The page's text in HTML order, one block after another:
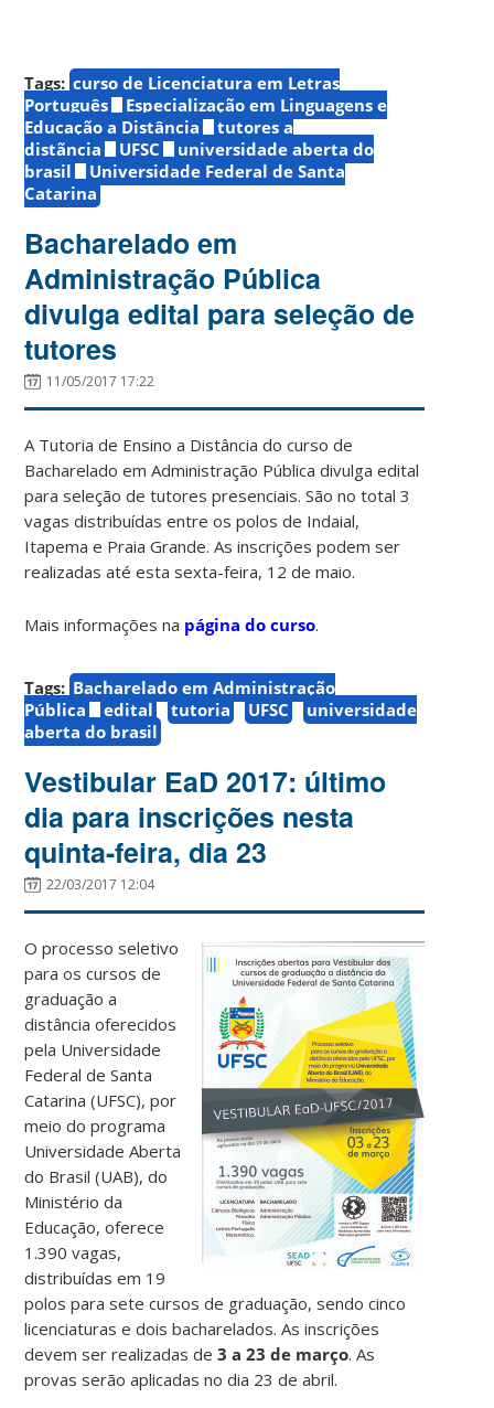
Tags: curso de Licenciatura em Letras
Português
Especialização em Linguagens e
Educação a Distância
tutores a
distãncia
UFSC
universidade aberta do
brasil
Universidade Federal de Santa
Catarina
Bacharelado em
Administração Pública
divulga edital para seleção de
tutores
11/05/2017 17:22
A Tutoria de Ensino a Distância do curso de
Bacharelado em Administração Pública divulga edital
para seleção de tutores presenciais. São no total 3
vagas distribuídas entre os polos de Indaial,
Itapema e Praia Grande. As inscrições podem ser
realizadas até esta sexta-feira, 12 de maio.
Mais informações na página do curso.
Tags: Bacharelado em Administração
Pública
edital tutoria UFSC
universidade
aberta do brasil
Vestibular EaD 2017: último
dia para inscrições nesta
quinta-feira, dia 23
22/03/2017 12:04
O processo seletivo
para os cursos de
graduação a
distância oferecidos
pela Universidade
Federal de Santa
Catarina (UFSC), por
meio do programa
Universidade Aberta
do Brasil (UAB), do
Ministério da
Educação, oferece
1.390 vagas,
distribuídas em 19
polos para sete cursos de graduação, sendo cinco
licenciaturas e dois bacharelados. As inscrições
devem ser realizadas de3 a 23 de março. As
provas serão aplicadas no dia 23 de abril.